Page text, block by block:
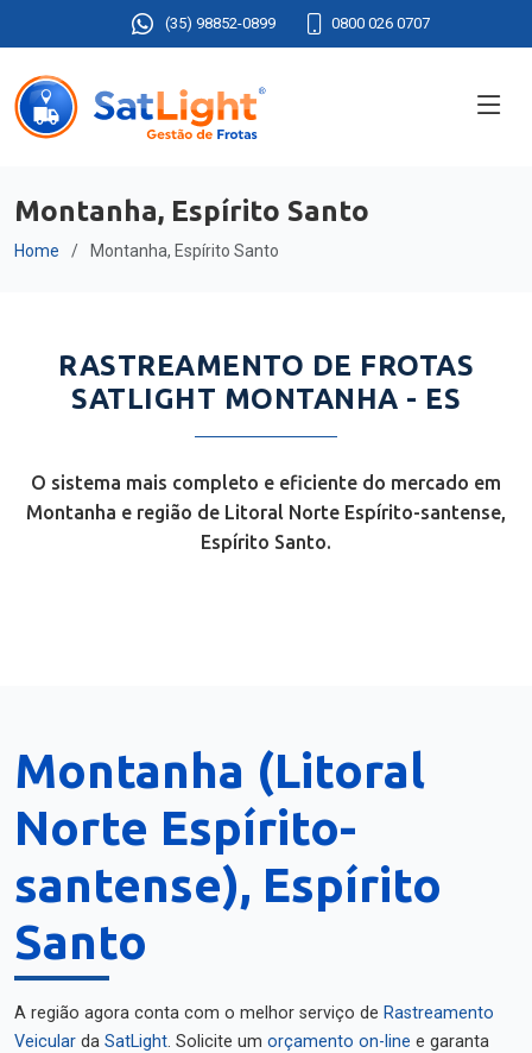
(35) 98852-0899 0800 026 0707
Montanha, Espírito Santo
Home Montanha, Espírito Santo
RASTREAMENTO DE FROTAS
SATLIGHT MONTANHA - ES
O sistema mais completo e eficiente do mercado em
Montanha e região de Litoral Norte Espírito-santense,
Espírito Santo.
Montanha (Litoral
Norte Espírito-
santense), Espírito
Santo
A região agora conta com o melhor serviço de Rastreamento
Veicular da SatLight. Solicite um orçamento on-line e garanta